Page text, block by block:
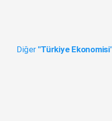
Diğer "Türkiye